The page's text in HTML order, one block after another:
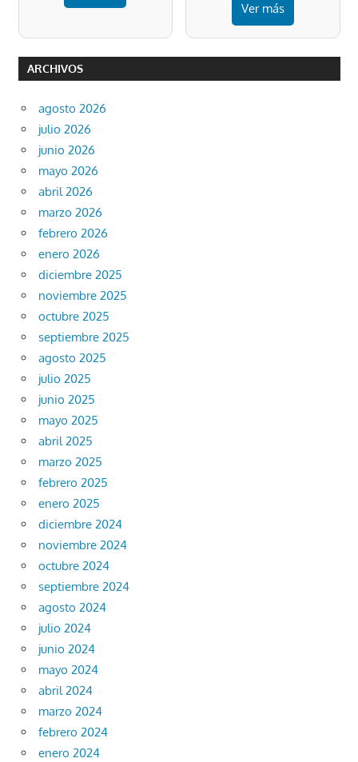
Ver más
ARCHIVOS
agosto 2026
julio 2026
junio 2026
mayo 2026
abril 2026
marzo 2026
febrero 2026
enero 2026
diciembre 2025
noviembre 2025
octubre 2025
septiembre 2025
agosto 2025
julio 2025
junio 2025
mayo 2025
abril 2025
marzo 2025
febrero 2025
enero 2025
diciembre 2024
noviembre 2024
octubre 2024
septiembre 2024
agosto 2024
julio 2024
junio 2024
mayo 2024
abril 2024
marzo 2024
febrero 2024
enero 2024